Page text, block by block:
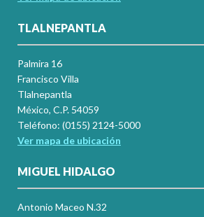
TLALNEPANTLA
Palmira 16
Francisco Villa
Tlalnepantla
México, C.P. 54059
Teléfono: (0155) 2124-5000
Ver mapa de ubicación
MIGUEL HIDALGO
Antonio Maceo N.32